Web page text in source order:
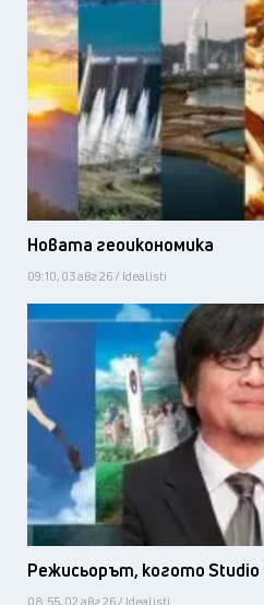
Новата геоикономика
09:10, 03 авг 26 / Idealisti
Режисьорът, когото Studio
08:55, 02 авг 26 / Idealisti